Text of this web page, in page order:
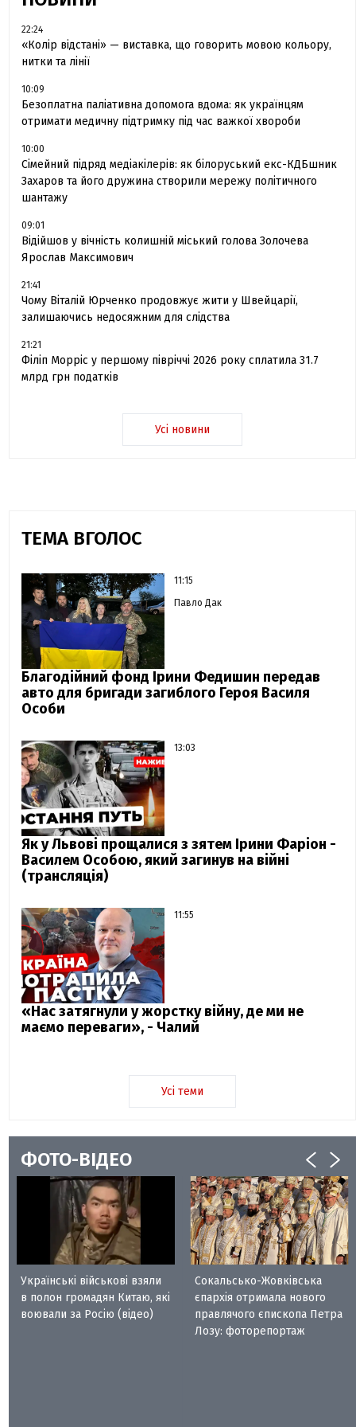
22:24
«Колір відстані» — виставка, що говорить мовою кольору,
нитки та лінії
10:09
Безоплатна паліативна допомога вдома: як українцям
отримати медичну підтримку під час важкої хвороби
10:00
Сімейний підряд медіакілерів: як білоруський екс-КДБшник
Захаров та його дружина створили мережу політичного
шантажу
09:01
Відійшов у вічність колишній міський голова Золочева
Ярослав Максимович
21:41
Чому Віталій Юрченко продовжує жити у Швейцарії,
залишаючись недосяжним для слідства
21:21
Філіп Морріс у першому півріччі 2026 року сплатила 31.7
млрд грн податків
Усі новини
ТЕМА ВГОЛОС
11:15
Павло Дак
Благодійний фонд Ірини Федишин передав
авто для бригади загиблого Героя Василя
Особи
13:03
Як у Львові прощалися з зятем Ірини Фаріон -
Василем Особою, який загинув на війні
(трансляція)
11:55
«Нас затягнули у жорстку війну, де ми не
маємо переваги», - Чалий
Усі теми
ФОТО-ВІДЕО
Українські військові взяли
в полон громадян Китаю, які
воювали за Росію (відео)
Сокальсько-Жовківська
єпархія отримала нового
правлячого єпископа Петра
Лозу: фоторепортаж